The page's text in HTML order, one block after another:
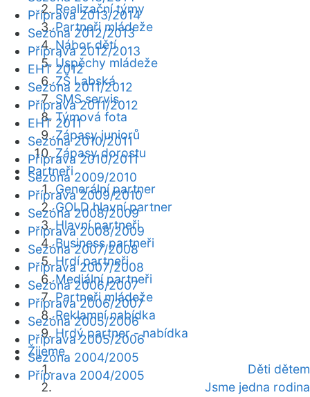
Realizační týmy
Partneři mládeže
Nábor dětí
Úspěchy mládeže
ZŠ Labská
SMS servis
Týmová fota
Zápasy juniorů
Zápasy dorostu
Partneři
Generální partner
GOLD hlavní partner
Hlavní partneři
Business partneři
Hrdí partneři
Mediální partneři
Partneři mládeže
Reklamní nabídka
Hrdý partner - nabídka
Žijeme
Děti dětem
Jsme jedna rodina
Příprava 2013/2014
Sezóna 2012/2013
Příprava 2012/2013
EHT 2012
Sezóna 2011/2012
Příprava 2011/2012
EHT 2011
Sezóna 2010/2011
Příprava 2010/2011
Sezóna 2009/2010
Příprava 2009/2010
Sezóna 2008/2009
Příprava 2008/2009
Sezóna 2007/2008
Příprava 2007/2008
Sezóna 2006/2007
Příprava 2006/2007
Sezóna 2005/2006
Příprava 2005/2006
Sezóna 2004/2005
Příprava 2004/2005